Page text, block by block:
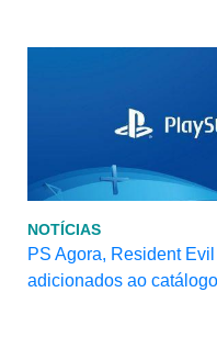
NOTÍCIAS
PS Agora, Resident
adicionados ao catálogo